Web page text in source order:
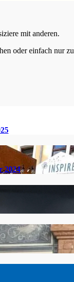
mit anderen.
oder einfach nur
2024